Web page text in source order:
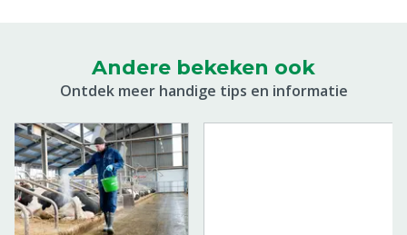
Andere bekeken ook
Ontdek meer handige tips en informatie